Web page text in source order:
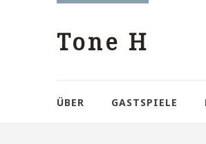
Tone H
ÜBER GASTSPIELE